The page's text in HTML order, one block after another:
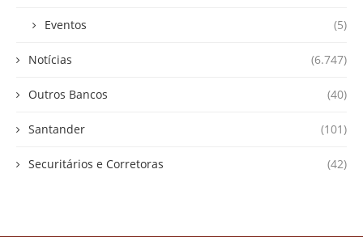
Eventos (5)
Notícias (6.747)
Outros Bancos (40)
Santander (101)
Securitários e Corretoras (42)